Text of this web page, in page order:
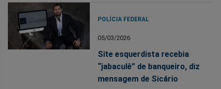
POLÍCIA FEDERAL
05/03/2026
Site esquerdista recebia
“jabaculê” de banqueiro, diz
mensagem de Sicário